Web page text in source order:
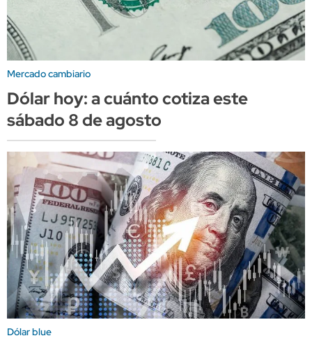
Mercado cambiario
Dólar hoy: a cuánto cotiza este
sábado 8 de agosto
Dólar blue